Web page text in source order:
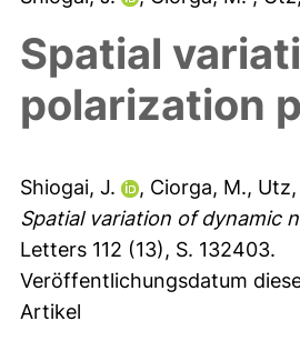
Spatial
polarization
Shiogai, J. , Ciorga, M., Utz,
Spatial variation of dynamic
Letters 112 (13), S. 132403.
Veröffentlichungsdatum
Artikel